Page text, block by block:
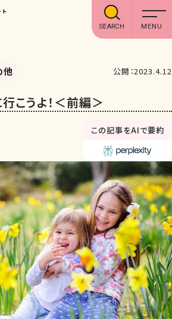
SEARCH
他 公開：2023.4.12
こうよ！＜前編＞
この記事をAIで要約